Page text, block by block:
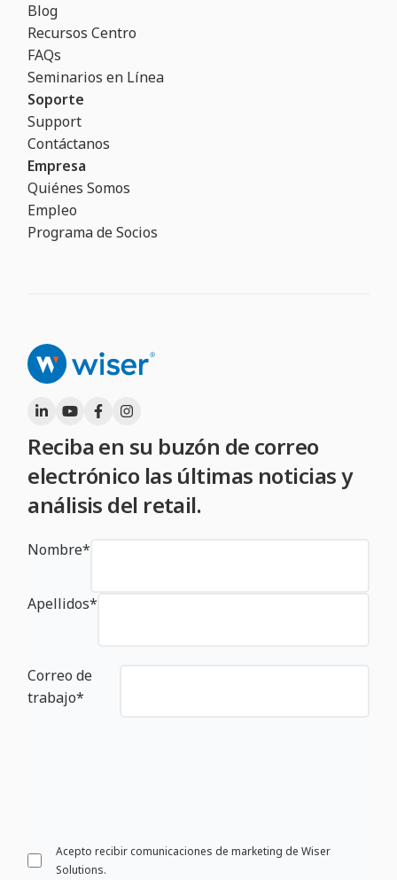
Blog
Recursos Centro
FAQs
Seminarios en Línea
Soporte
Support
Contáctanos
Empresa
Quiénes Somos
Empleo
Programa de Socios
Reciba en su buzón de correo
electrónico las últimas noticias y
análisis del retail.
Nombre*
Apellidos*
Correo de
trabajo*
Acepto recibir comunicaciones de marketing de Wiser
Solutions.